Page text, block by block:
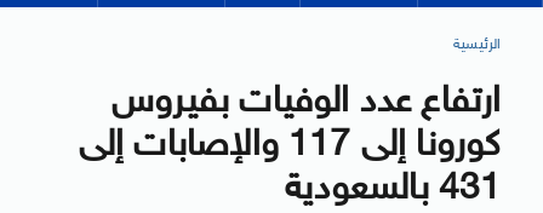
الرئيسية
ارتفاع عدد الوفيات بفيروس
كورونا إلى 117 والإصابات إلى
431 بالسعودية